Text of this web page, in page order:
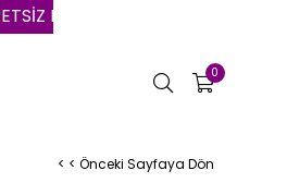
| VADE FARKSIZ 3 AYA
0
< < Önceki Sayfaya Dön